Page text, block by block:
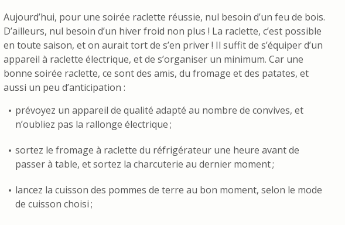
Aujourd’hui, pour une soirée raclette réussie, nul besoin d’un feu de bois.
D’ailleurs, nul besoin d’un hiver froid non plus ! La raclette, c’est possible
en toute saison, et on aurait tort de s’en priver ! Il suffit de s’équiper d’un
appareil à raclette électrique, et de s’organiser un minimum. Car une
bonne soirée raclette, ce sont des amis, du fromage et des patates, et
aussi un peu d’anticipation :
prévoyez un appareil de qualité adapté au nombre de convives, et
n’oubliez pas la rallonge électrique ;
sortez le fromage à raclette du réfrigérateur une heure avant de
passer à table, et sortez la charcuterie au dernier moment ;
lancez la cuisson des pommes de terre au bon moment, selon le mode
de cuisson choisi ;